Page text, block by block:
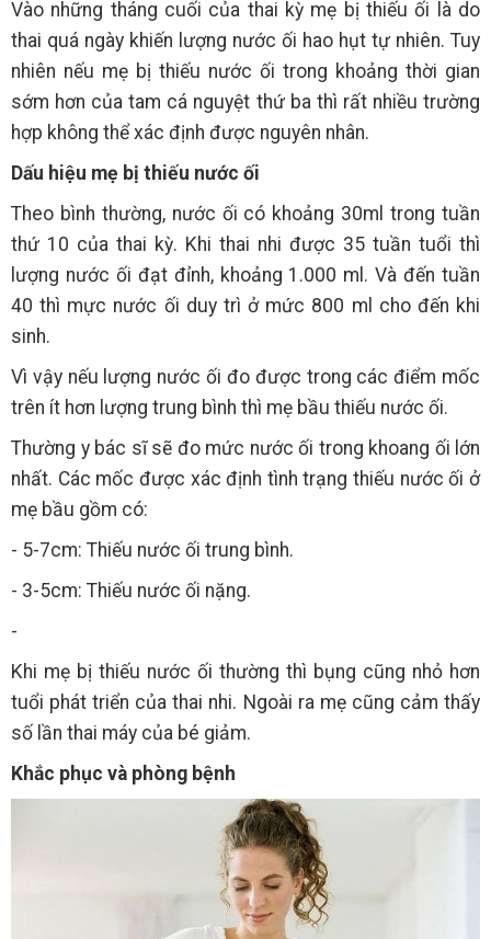
Vào những tháng cuối của thai kỳ mẹ bị thiếu ối là do
thai quá ngày khiến lượng nước ối hao hụt tự nhiên. Tuy
nhiên nếu mẹ bị thiếu nước ối trong khoảng thời gian
sớm hơn của tam cá nguyệt thứ ba thì rất nhiều trường
hợp không thể xác định được nguyên nhân.
Dấu hiệu mẹ bị thiếu nước ối
Theo bình thường, nước ối có khoảng 30ml trong tuần
thứ 10 của thai kỳ. Khi thai nhi được 35 tuần tuổi thì
lượng nước ối đạt đỉnh, khoảng 1.000 ml. Và đến tuần
40 thì mực nước ối duy trì ở mức 800 ml cho đến khi
sinh.
Vì vậy nếu lượng nước ối đo được trong các điểm mốc
trên ít hơn lượng trung bình thì mẹ bầu thiếu nước ối.
Thường y bác sĩ sẽ đo mức nước ối trong khoang ối lớn
nhất. Các mốc được xác định tình trạng thiếu nước ối ở
mẹ bầu gồm có:
- 5-7cm: Thiếu nước ối trung bình.
- 3-5cm: Thiếu nước ối nặng.
-
Khi mẹ bị thiếu nước ối thường thì bụng cũng nhỏ hơn
tuổi phát triển của thai nhi. Ngoài ra mẹ cũng cảm thấy
số lần thai máy của bé giảm.
Khắc phục và phòng bệnh